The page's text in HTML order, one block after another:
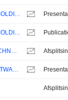
SHARONAI HOLDINGS INC.
SHARONAI HOLDINGS INC.
NETWEB TECHNOLOGIES INDIA LIMITED
SONATA SOFTWARE LIMITED